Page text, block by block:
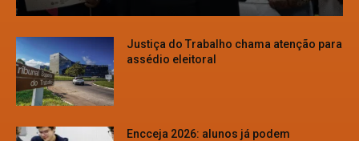
Justiça do Trabalho chama atenção para
assédio eleitoral
Encceja 2026: alunos já podem